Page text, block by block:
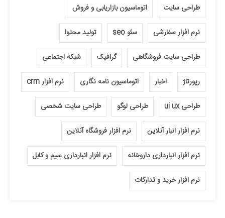
طراحی سایت اتوماسیون بازاریابی و فروش
نرم افزار سفارشی سئو seo تولید محتوا
طراحی سایت فروشگاهی گرافیک شبکه اجتماعی
رپورتاژ اخبار اتوماسیون نامه نگاری نرم افزار crm
طراحی ui ux طراحی لوگو طراحی سایت شخصی
نرم افزار انبار آنلاین نرم افزار فروشگاه آنلاین
نرم افزار انبارداری داروخانه نرم افزار انبارداری سیم و کابل
نرم افزار خرید و تدارکات